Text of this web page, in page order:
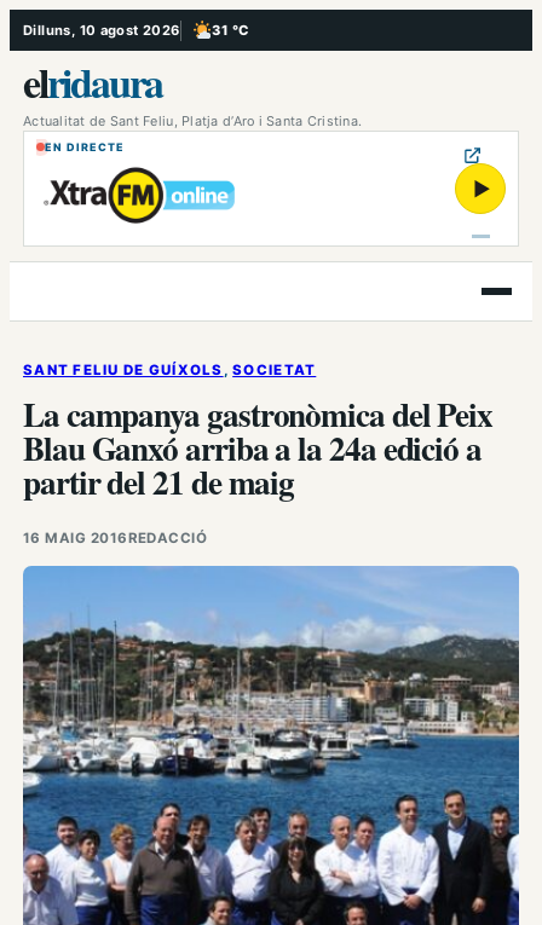
Vés
al
contingut
Dilluns, 10 agost 2026 31 °C
, Poc ennuvolat
elridaura
Actualitat de Sant Feliu, Platja d’Aro i Santa Cristina.
EN DIRECTE
▶
Obre
el
SANT FELIU DE GUÍXOLS , SOCIETAT
La campanya gastronòmica del Peix
Blau Ganxó arriba a la 24a edició a
partir del 21 de maig
16 MAIG 2016REDACCIÓ